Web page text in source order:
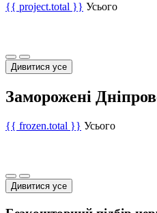
{{ project.total }} Усього
Дивитися усе
Заморожені
{{ frozen.total }} Усього
Дивитися усе